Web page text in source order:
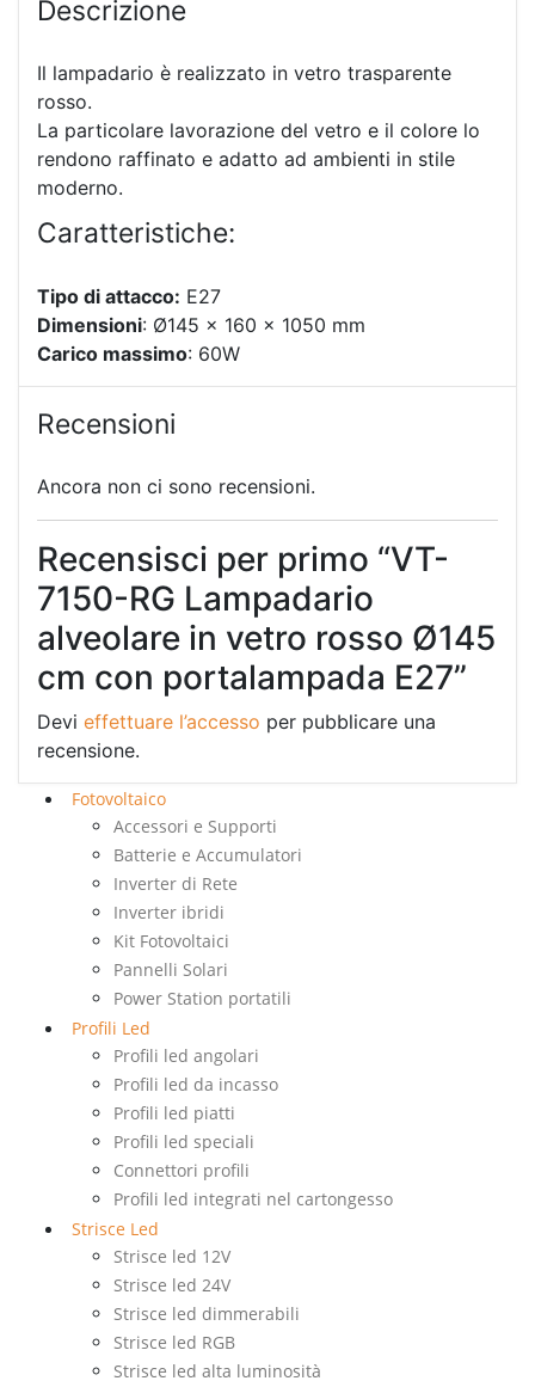
Descrizione
Il lampadario è realizzato in vetro trasparente
rosso.
La particolare lavorazione del vetro e il colore lo
rendono raffinato e adatto ad ambienti in stile
moderno.
Caratteristiche:
Tipo di attacco: E27
Dimensioni: Ø145 x 160 x 1050 mm
Carico massimo: 60W
Recensioni
Ancora non ci sono recensioni.
Recensisci per primo “VT-
7150-RG Lampadario
alveolare in vetro rosso Ø145
cm con portalampada E27”
Devi effettuare l’accesso per pubblicare una
recensione.
Fotovoltaico
Accessori e Supporti
Batterie e Accumulatori
Inverter di Rete
Inverter ibridi
Kit Fotovoltaici
Pannelli Solari
Power Station portatili
Profili Led
Profili led angolari
Profili led da incasso
Profili led piatti
Profili led speciali
Connettori profili
Profili led integrati nel cartongesso
Strisce Led
Strisce led 12V
Strisce led 24V
Strisce led dimmerabili
Strisce led RGB
Strisce led alta luminosità